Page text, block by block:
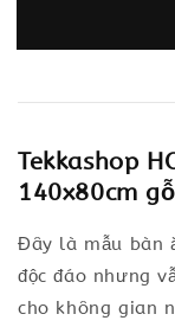
Tekkashop
140x80cm
Đây là mẫu bàn
độc đáo nhưng
cho không gian